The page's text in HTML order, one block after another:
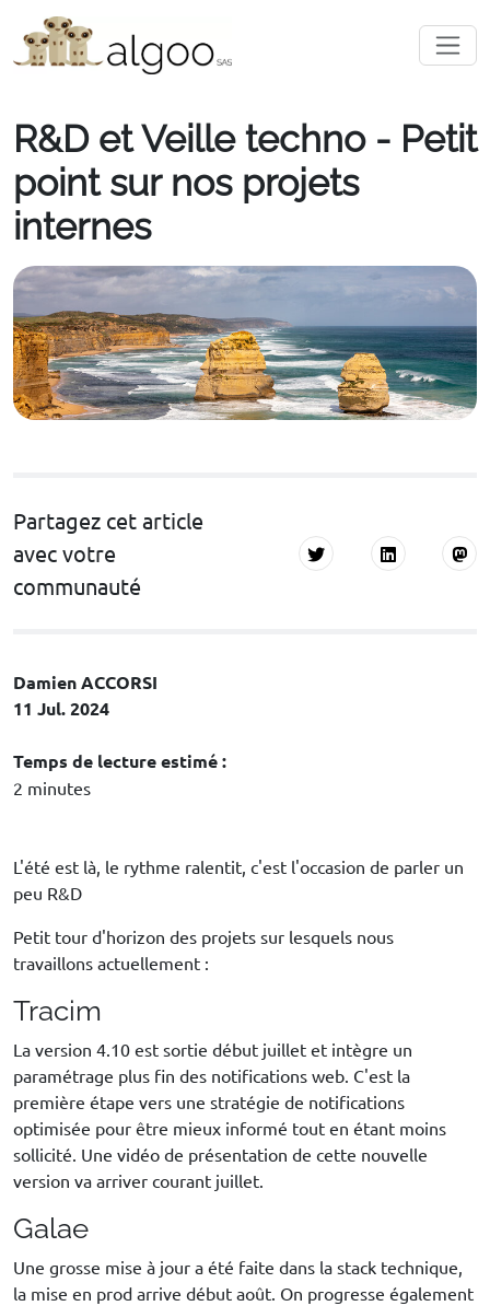
R&D et Veille techno - Petit
point sur nos projets
internes
Partagez cet article
avec votre
communauté
Damien ACCORSI
11 Jul. 2024
Temps de lecture estimé :
2 minutes
L'été est là, le rythme ralentit, c'est l'occasion de parler un
peu R&D
Petit tour d'horizon des projets sur lesquels nous
travaillons actuellement :
Tracim
La version 4.10 est sortie début juillet et intègre un
paramétrage plus fin des notifications web. C'est la
première étape vers une stratégie de notifications
optimisée pour être mieux informé tout en étant moins
sollicité. Une vidéo de présentation de cette nouvelle
version va arriver courant juillet.
Galae
Une grosse mise à jour a été faite dans la stack technique,
la mise en prod arrive début août. On progresse également